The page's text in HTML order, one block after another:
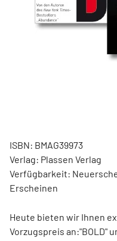
ISBN: BMAG39973
Verlag: Plassen Verlag
Verfügbarkeit:
Erscheinen
Heute bieten wir Ihnen
Vorzugspreis an:"BOLD"